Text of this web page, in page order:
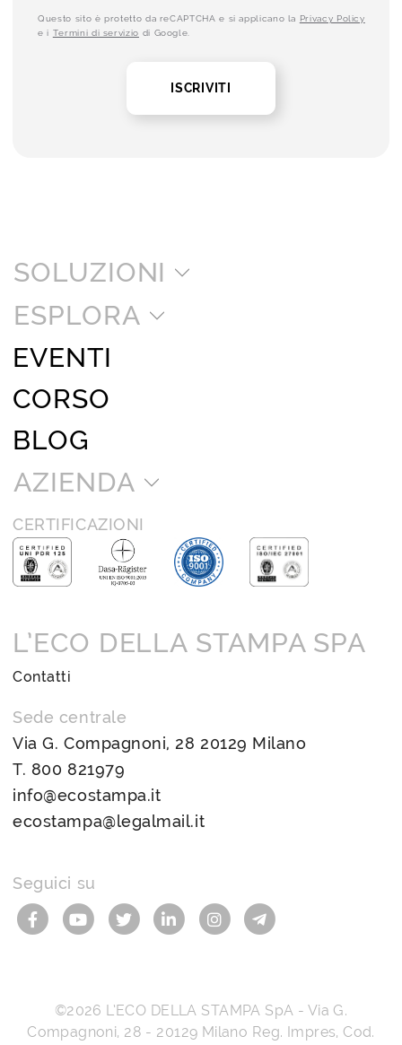
Questo sito è protetto da reCAPTCHA e si applicano la Privacy Policy
e i Termini di servizio di Google.
ISCRIVITI
SOLUZIONI
ESPLORA
EVENTI
CORSO
BLOG
AZIENDA
CERTIFICAZIONI
L’ECO DELLA STAMPA SPA
Contatti
Sede centrale
Via G. Compagnoni, 28 20129 Milano
T. 800 821979
info@ecostampa.it
ecostampa@legalmail.it
Seguici su
©2026 L’ECO DELLA STAMPA SpA - Via G.
Compagnoni, 28 - 20129 Milano Reg. Impres, Cod.